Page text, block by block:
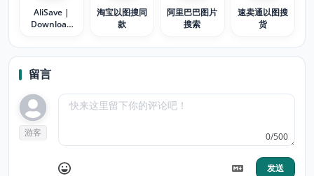
AliSave |
Download
Images &
Videos
淘宝以图搜同
款
阿里巴巴图片
搜索
速卖通以图搜
货
留言
游客 0/500
发送